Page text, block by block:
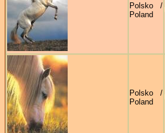
Polsko /
Poland
Polsko /
Poland